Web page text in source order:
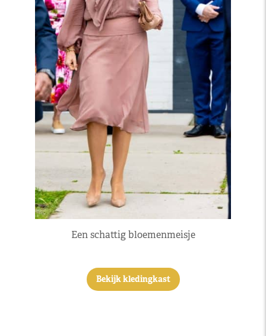
Een schattig bloemenmeisje
Bekijk kledingkast